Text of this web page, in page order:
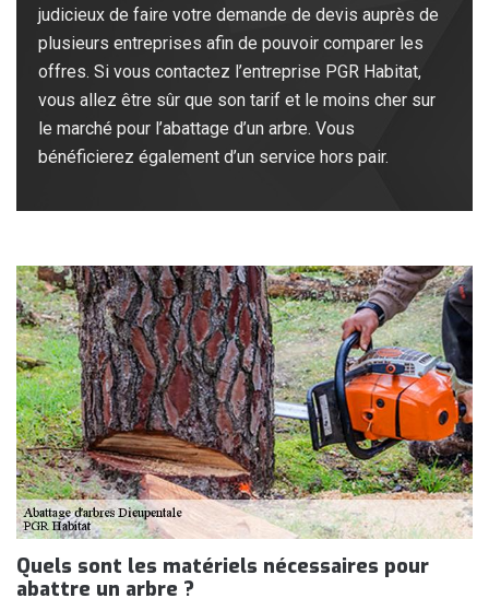
judicieux de faire votre demande de devis auprès de
plusieurs entreprises afin de pouvoir comparer les
offres. Si vous contactez l’entreprise PGR Habitat,
vous allez être sûr que son tarif et le moins cher sur
le marché pour l’abattage d’un arbre. Vous
bénéficierez également d’un service hors pair.
Quels sont les matériels nécessaires pour
abattre un arbre ?